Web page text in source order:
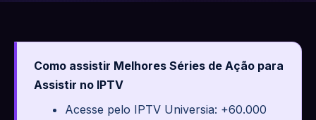
Como assistir Melhores Séries de Ação para
Assistir no IPTV
Acesse pelo IPTV Universia: +60.000